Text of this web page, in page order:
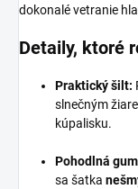
dokonalé vetranie
Detaily, ktoré
Praktický šilt:
slnečným
kúpalisku.
Pohodlná
sa šatka